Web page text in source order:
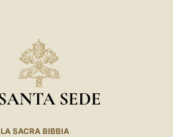
SEDE
LA SACRA BIBBIA